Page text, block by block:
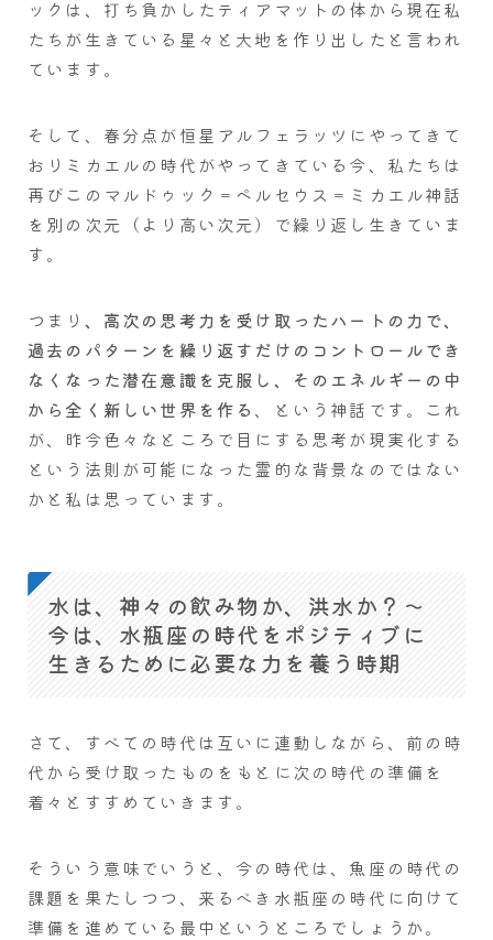
ックは、打ち負かしたティアマットの体から現在私
たちが生きている星々と大地を作り出したと言われ
ています。
そして、春分点が恒星アルフェラッツにやってきて
おりミカエルの時代がやってきている今、私たちは
再びこのマルドゥック＝ペルセウス＝ミカエル神話
を別の次元（より高い次元）で繰り返し生きていま
す。
つまり 、高次の思考力を受け取ったハートの力で、
過去のパターンを繰り返すだけのコントロールでき
なくなった潜在意識を克服し、そのエネルギーの中
から全く新しい世界を作る 、という神話です。これ
が、昨今色々なところで目にする思考が現実化する
という法則が可能になった霊的な背景なのではない
かと私は思っています。
水は、神々の飲み物か、洪水か？～
今は、水瓶座の時代をポジティブに
生きるために必要な力を養う時期
さて、すべての時代は互いに連動しながら、前の時
代から受け取ったものをもとに次の時代の準備を
着々とすすめていきます。
そういう意味でいうと、今の時代は、魚座の時代の
課題を果たしつつ、来るべき水瓶座の時代に向けて
準備を進めている最中というところでしょうか。